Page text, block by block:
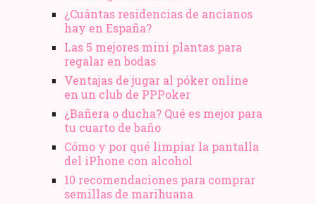
¿Cuántas residencias de ancianos
hay en España?
Las 5 mejores mini plantas para
regalar en bodas
Ventajas de jugar al póker online
en un club de PPPoker
¿Bañera o ducha? Qué es mejor para
tu cuarto de baño
Cómo y por qué limpiar la pantalla
del iPhone con alcohol
10 recomendaciones para comprar
semillas de marihuana